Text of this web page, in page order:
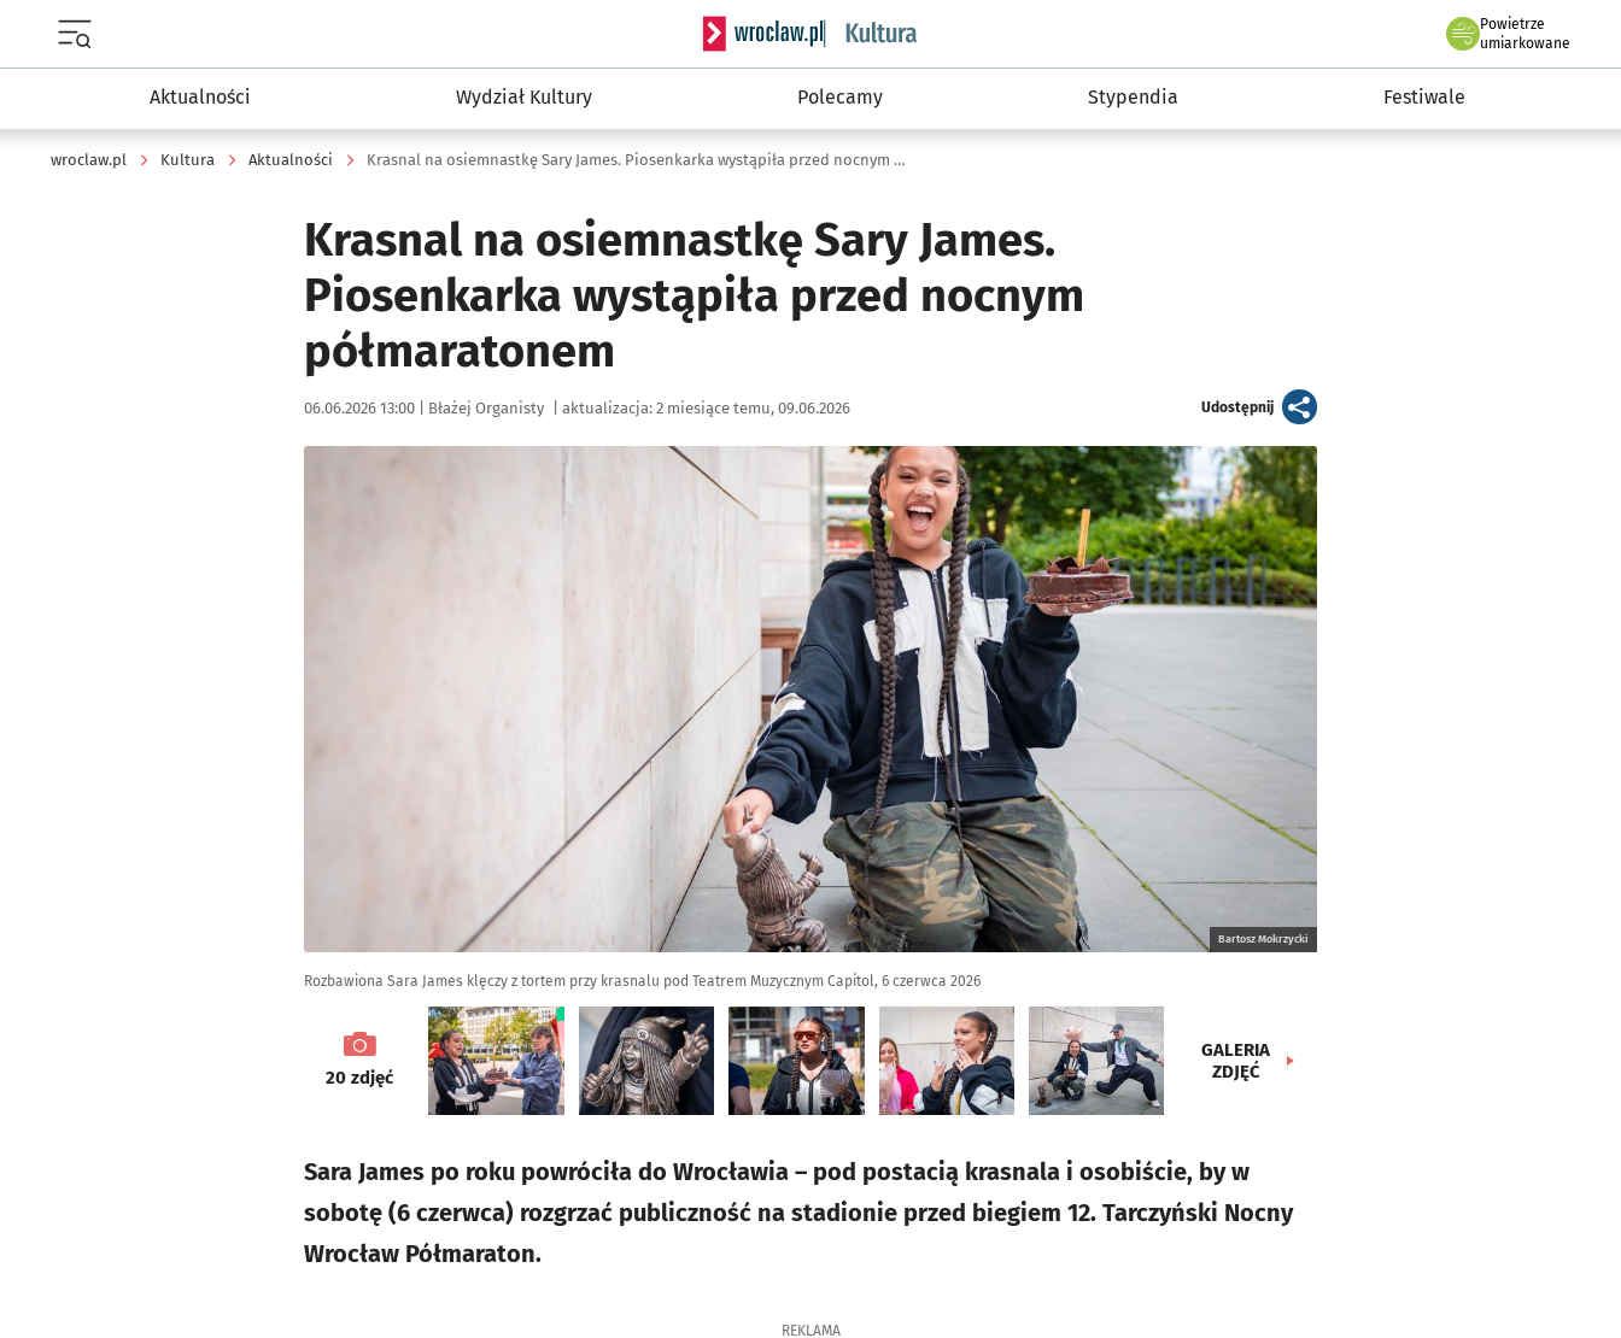
Serwis informacyjny wroclaw.pl podserwis: Kultura
Powietrze
we Wrocławiu
umiarkowane
Aktualności Wydział Kultury Polecamy Stypendia Festiwale
wroclaw.pl Kultura Aktualności Krasnal na osiemnastkę Sary James. Piosenkarka wystąpiła przed nocnym półmaratonem
Krasnal na osiemnastkę Sary James.
Piosenkarka wystąpiła przed nocnym
półmaratonem
Data publikacji:
06.06.2026 13:00 | Autor:
Błażej Organisty aktualizacja: 2 miesiące temu, 09.06.2026 Udostępnijartykuł
Bartosz Mokrzycki
Rozbawiona Sara James klęczy z tortem przy krasnalu pod Teatrem Muzycznym Capitol, 6 czerwca 2026
galeria
20zdjęć
GALERIA
ZDJĘĆ
Sara James po roku powróciła do Wrocławia – pod postacią krasnala i osobiście, by w
sobotę (6 czerwca) rozgrzać publiczność na stadionie przed biegiem 12. Tarczyński Nocny
Wrocław Półmaraton.
REKLAMA